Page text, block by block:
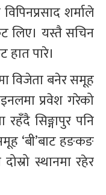
शर्माले
लिए। यस्तै सचिन
हात पारे।
विजेता बनेर समूह
प्रवेश गरेको
सिङ्गापुर पनि
‘बी’बाट हङकङ
स्थानमा रहेर